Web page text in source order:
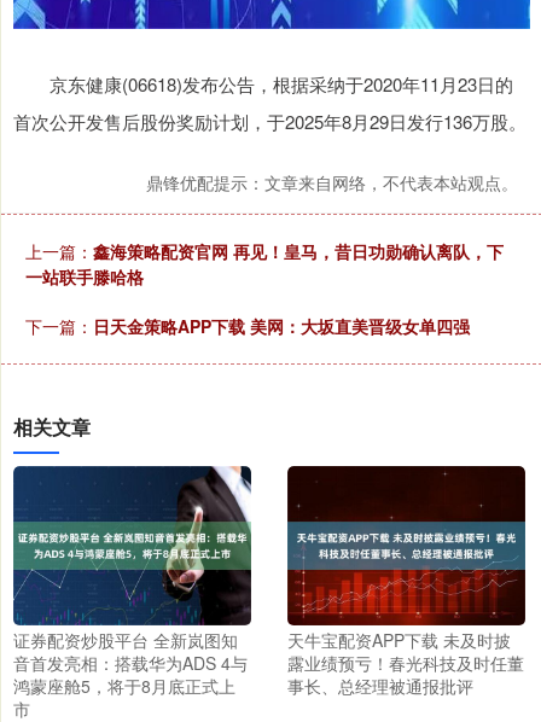
京东健康(06618)发布公告，根据采纳于2020年11月23日的
首次公开发售后股份奖励计划，于2025年8月29日发行136万股。
鼎锋优配提示：文章来自网络，不代表本站观点。
上一篇： 鑫海策略配资官网 再见！皇马，昔日功勋确认离队，下
一站联手滕哈格
下一篇： 日天金策略APP下载 美网：大坂直美晋级女单四强
相关文章
证券配资炒股平台 全新岚图知
音首发亮相：搭载华为ADS 4与
鸿蒙座舱5，将于8月底正式上
市
天牛宝配资APP下载 未及时披
露业绩预亏！春光科技及时任董
事长、总经理被通报批评